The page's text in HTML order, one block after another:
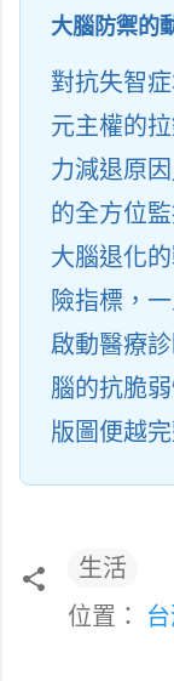
大腦防禦的
對抗失智
元主權的
力減退原
的全方位
大腦退化
險指標，
啟動醫療
腦的抗脆
版圖便越完
生活
位置：